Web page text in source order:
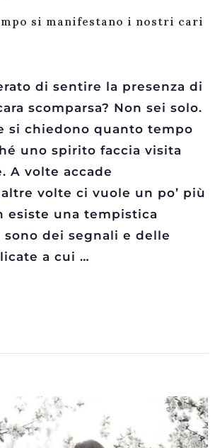
si manifestano i nostri cari
di sentire la presenza di
scomparsa? Non sei solo.
si chiedono quanto tempo
uno spirito faccia visita
A volte accade
volte ci vuole un po’ più
esiste una tempistica
sono dei segnali e delle
a cui …